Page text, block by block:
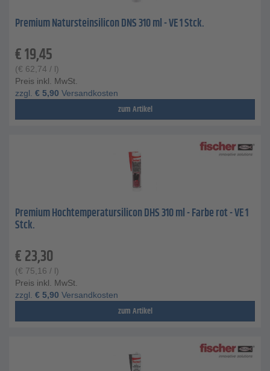
Premium Natursteinsilicon DNS 310 ml - VE 1 Stck.
€19,45
(€ 62,74 / l)
Preis inkl. MwSt.
zzgl. € 5,90 Versandkosten
zum Artikel
Premium Hochtemperatursilicon DHS 310 ml - Farbe rot - VE 1
Stck.
€23,30
(€ 75,16 / l)
Preis inkl. MwSt.
zzgl. € 5,90 Versandkosten
zum Artikel